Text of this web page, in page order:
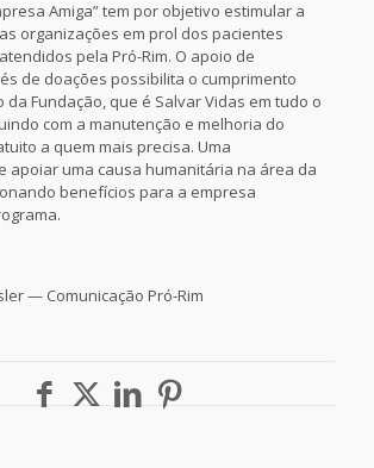
Amiga” tem por objetivo estimular a
organizações em prol dos pacientes
pela Pró-Rim. O apoio de
de doações possibilita o cumprimento
da Fundação, que é Salvar Vidas em tudo o
com a manutenção e melhoria do
a quem mais precisa. Uma
apoiar uma causa humanitária na área da
benefícios para a empresa
— Comunicação Pró-Rim